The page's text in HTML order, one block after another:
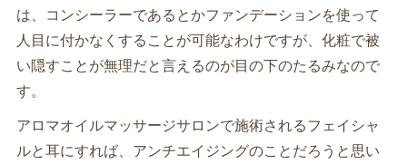
は、コンシーラーであるとかファンデーションを使って
人目に付かなくすることが可能なわけですが、化粧で被
い隠すことが無理だと言えるのが目の下のたるみなので
す。
アロマオイルマッサージサロンで施術されるフェイシャ
ルと耳にすれば、アンチエイジングのことだろうと思い